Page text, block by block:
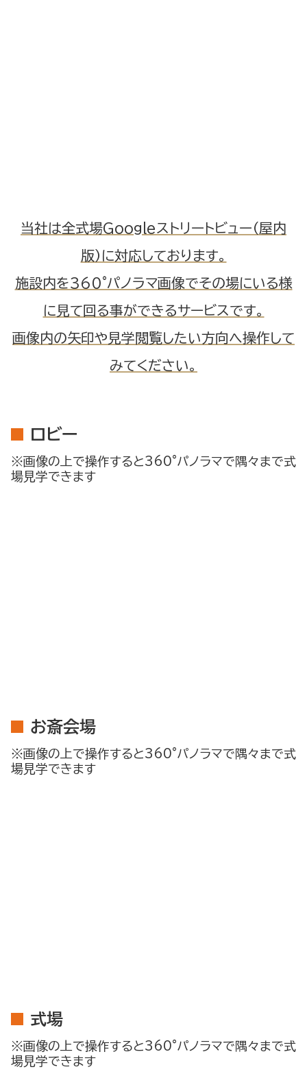
当社は全式場Googleストリートビュー（屋内
版）に対応しております。
施設内を360°パノラマ画像でその場にいる様
に見て回る事ができるサービスです。
画像内の矢印や見学閲覧したい方向へ操作して
みてください。
ロビー
※画像の上で操作すると360°パノラマで隅々まで式
場見学できます
お斎会場
※画像の上で操作すると360°パノラマで隅々まで式
場見学できます
式場
※画像の上で操作すると360°パノラマで隅々まで式
場見学できます